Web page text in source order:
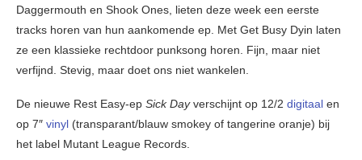
Daggermouth en Shook Ones, lieten deze week een eerste
tracks horen van hun aankomende ep. Met Get Busy Dyin laten
ze een klassieke rechtdoor punksong horen. Fijn, maar niet
verfijnd. Stevig, maar doet ons niet wankelen.
De nieuwe Rest Easy-ep Sick Dayverschijnt op 12/2 digitaal en
op 7″ vinyl (transparant/blauw smokey of tangerine oranje) bij
het label Mutant League Records.